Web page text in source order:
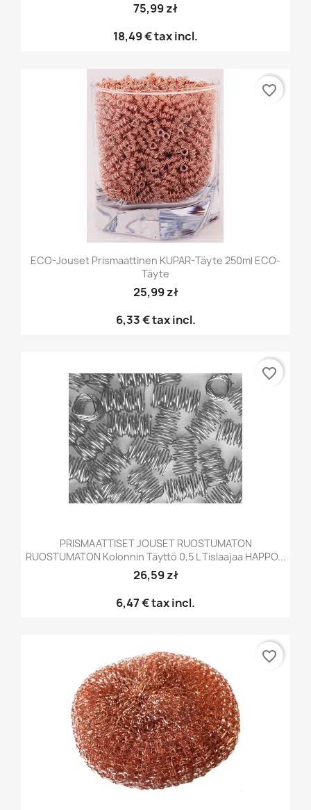
75,99 zł
18,49 €tax incl.
ECO-Jouset Prismaattinen KUPAR-Täyte 250ml ECO-
Täyte
25,99 zł
6,33 €tax incl.
favorite_border
PRISMAATTISET JOUSET RUOSTUMATON
RUOSTUMATON Kolonnin Täyttö 0,5 L Tislaajaa HAPPO...
26,59 zł
6,47 €tax incl.
favorite_border
favorite_border